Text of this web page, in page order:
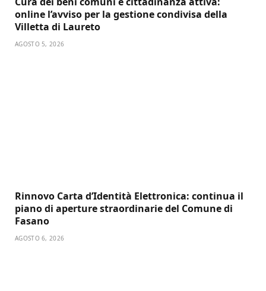
online l’avviso per la gestione condivisa della
Villetta di Laureto
AGOSTO 5, 2026
Rinnovo Carta d’Identità Elettronica: continua il
piano di aperture straordinarie del Comune di
Fasano
AGOSTO 6, 2026